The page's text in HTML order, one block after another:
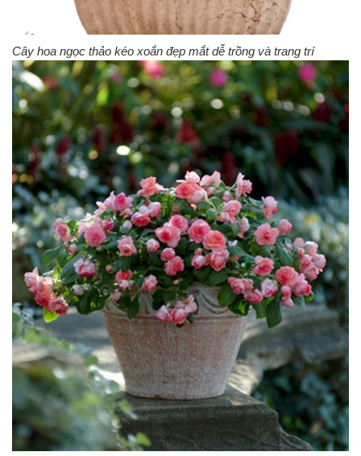
Cây hoa ngọc thảo kéo xoắn đẹp mắt dễ trồng và trang trí